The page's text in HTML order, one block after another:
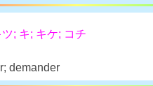
ツ; キ; キケ; コチ
demander